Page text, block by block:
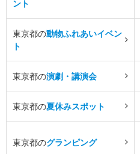
ント
東京都の動物ふれあいイベン
ト
東京都の演劇・講演会
東京都の夏休みスポット
東京都のグランピング